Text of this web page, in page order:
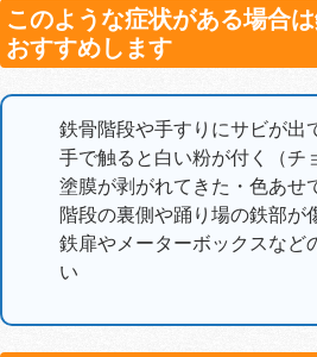
このような症状がある場合
おすすめします
鉄骨階段や手すりにサビが出
手で触ると白い粉が付く（チ
塗膜が剥がれてきた・色あせ
階段の裏側や踊り場の鉄部が
鉄扉やメーターボックスなど
い